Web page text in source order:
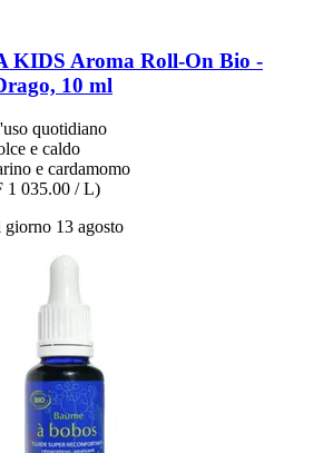
KIDS Aroma Roll-​On Bio -​
10 ml
quotidiano
e caldo
e cardamomo
1 035.00 / L)
giorno 13 agosto